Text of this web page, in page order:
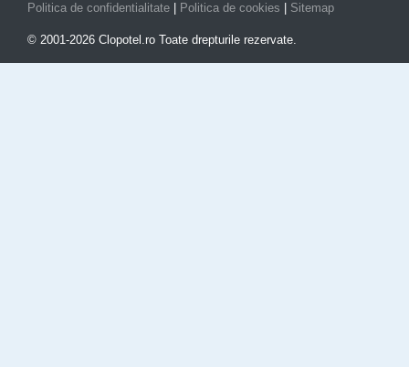
Politica de confidentialitate
Politica de cookies Sitemap
© 2001-2026 Clopotel.ro Toate drepturile rezervate.